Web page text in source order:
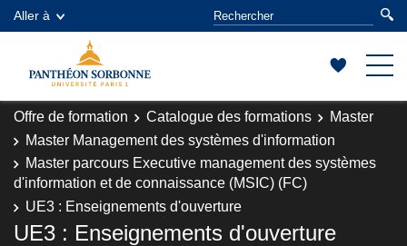
Aller à
Offre de formation Catalogue des formations
Master
Master Management des systèmes d'information
Master parcours Executive management des systèmes
d'information et de connaissance (MSIC) (FC)
UE3 : Enseignements d'ouverture
UE3 : Enseignements d'ouverture